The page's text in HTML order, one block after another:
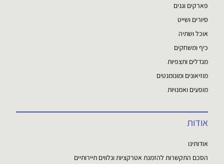
פארקים וגנים
סיורים ושייט
אוכל ושתיה
כיף ומשחקים
מגדלים ותצפיות
מוזיאונים ומונומנטים
מופעים ואמנויות
אודות
אודותינו
הסכם התקשרות להזמנת אטרקציות ונלווים תיירותיים